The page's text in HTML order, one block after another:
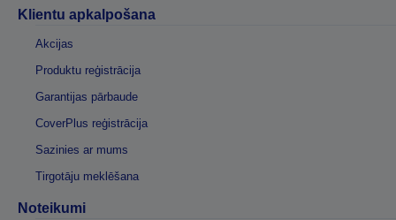
Klientu apkalpošana
Akcijas
Produktu reģistrācija
Garantijas pārbaude
CoverPlus reģistrācija
Sazinies ar mums
Tirgotāju meklēšana
Noteikumi